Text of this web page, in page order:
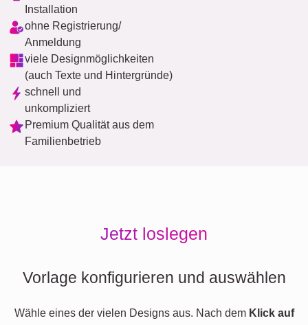
Installation
ohne Registrierung/
Anmeldung
viele Designmöglichkeiten
(auch Texte und Hintergründe)
schnell und
unkompliziert
Premium Qualität aus dem
Familienbetrieb
Jetzt loslegen
Vorlage konfigurieren und auswählen
Wähle eines der vielen Designs aus. Nach dem Klick auf